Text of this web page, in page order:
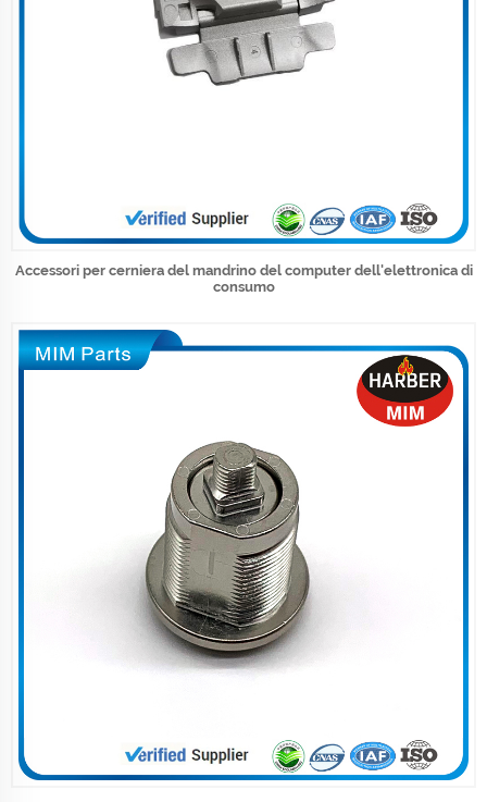
Accessori per cerniera del mandrino del computer dell'elettronica di
consumo